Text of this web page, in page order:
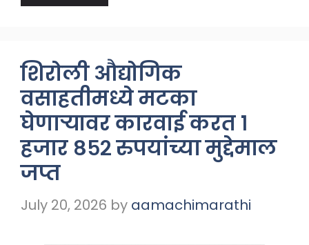
शिरोली औद्योगिक
वसाहतीमध्ये मटका
घेणाऱ्यावर कारवाई करत १
हजार ८५२ रुपयांच्या मुद्देमाल
जप्त
July 20, 2026 by aamachimarathi